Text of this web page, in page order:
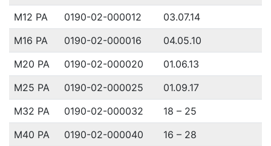
M12 PA
0190-02-000012
03.07.14
M16 PA
0190-02-000016
04.05.10
M20 PA
0190-02-000020
01.06.13
M25 PA
0190-02-000025
01.09.17
M32 PA
0190-02-000032
18 – 25
M40 PA
0190-02-000040
16 – 28